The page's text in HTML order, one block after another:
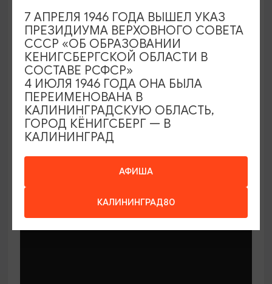
МАСТЕР-КЛАССЫ
Мастер-классы по керамике Елены
Бодяковой
Калининград, ул. Баранова, 45
АФИША
КАЛИНИНГРАД80
7 АПРЕЛЯ 1946 ГОДА ВЫШЕЛ УКАЗ
ПРЕЗИДИУМА ВЕРХОВНОГО СОВЕТА
СССР «ОБ ОБРАЗОВАНИИ
КЕНИГСБЕРГСКОЙ ОБЛАСТИ В
СОСТАВЕ РСФСР»
4 ИЮЛЯ 1946 ГОДА ОНА БЫЛА
ПЕРЕИМЕНОВАНА В
КАЛИНИНГРАДСКУЮ ОБЛАСТЬ,
ГОРОД КЁНИГСБЕРГ — В
КАЛИНИНГРАД